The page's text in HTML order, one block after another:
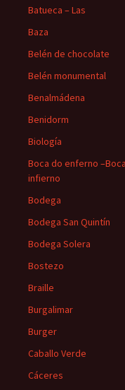
Batueca – Las
Baza
Belén de chocolate
Belén monumental
Benalmádena
Benidorm
Biología
Boca do enferno
infierno
Bodega
Bodega San Quintín
Bodega Solera
Bostezo
Braille
Burgalimar
Burger
Caballo Verde
Cáceres